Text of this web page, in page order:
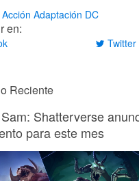
Acción Adaptación DC
en:
Twitter
Reciente
Shatterverse
para este mes